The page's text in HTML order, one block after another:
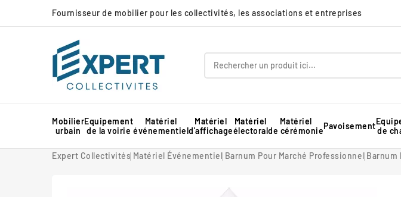
Fournisseur de mobilier pour les collectivités, les associations et entreprises
Mobilier
urbain
Equipement
de la voirie
Matériel
événementiel
Matériel
d'affichage
Matériel
électoral
Matériel
de cérémoniePavoisementde
Expert Collectivités Matériel Événementiel Barnum Pour Marché Professionnel Barnum